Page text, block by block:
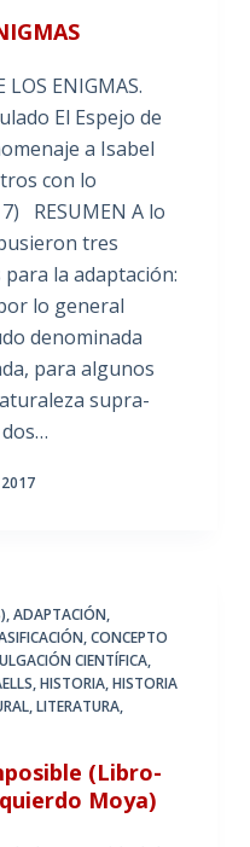
ENIGMAS.
El Espejo de
a Isabel
con lo
RESUMEN A lo
tres
la adaptación:
lo general
denominada
para algunos
supra-
,ADAPTACIÓN,
,CONCEPTO
CIENTÍFICA,
,HISTORIA,HISTORIA
,LITERATURA,
(Libro-
Moya)